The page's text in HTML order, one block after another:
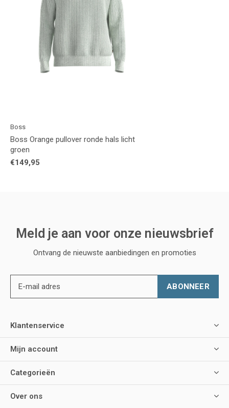
Boss
Boss Orange pullover ronde hals licht
groen
€149,95
Meld je aan voor onze nieuwsbrief
Ontvang de nieuwste aanbiedingen en promoties
ABONNEER
Klantenservice
Mijn account
Categorieën
Over ons